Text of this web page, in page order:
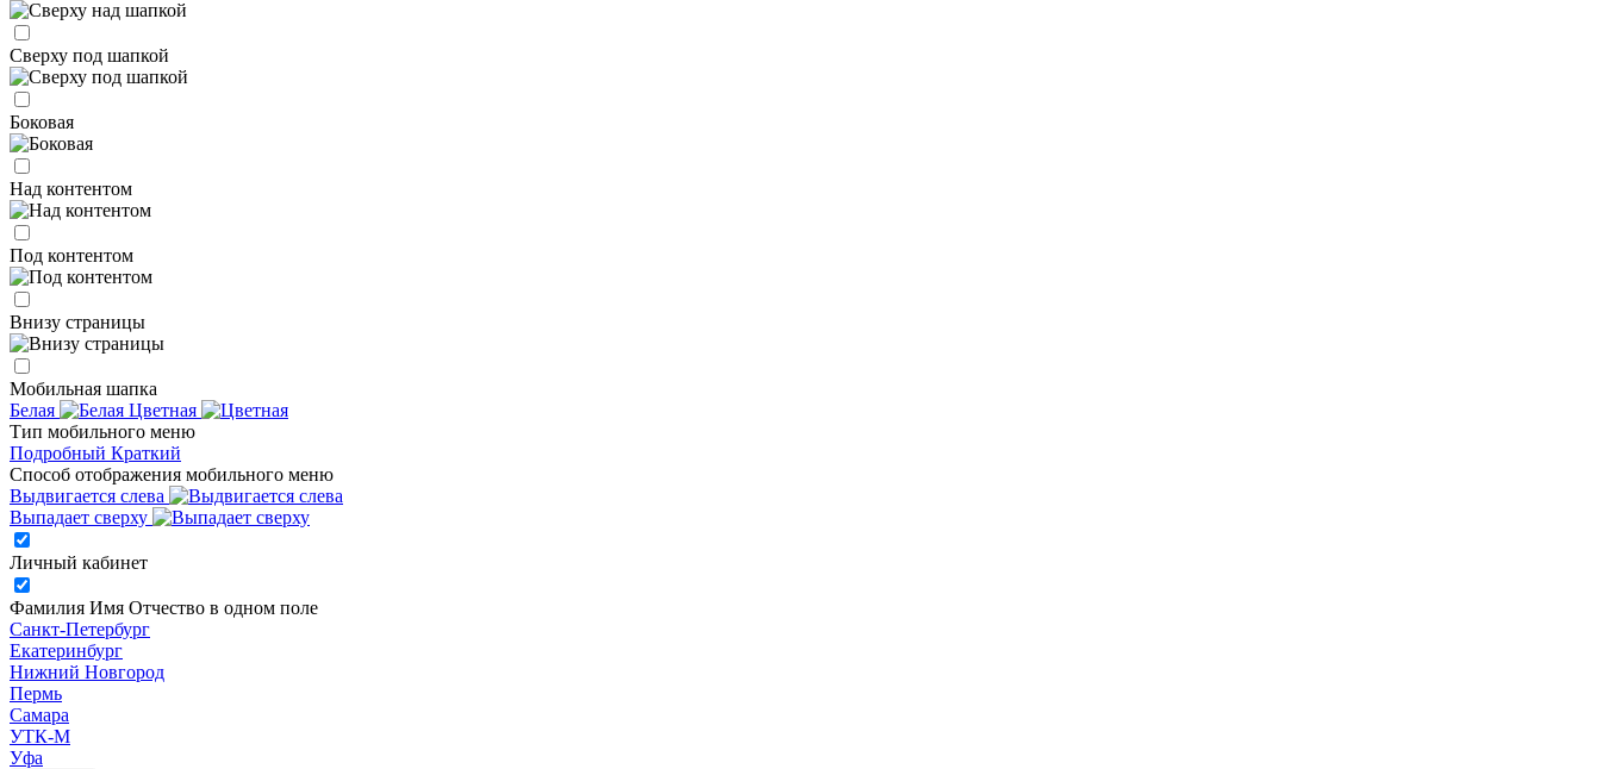
Сверху под шапкой
Боковая
Над контентом
Под контентом
Внизу страницы
Мобильная шапка
Белая
Цветная
Тип мобильного меню
Подробный Краткий
Способ отображения мобильного меню
Выдвигается слева
Выпадает сверху
Личный кабинет
Фамилия Имя Отчество в одном поле
Санкт-Петербург
Екатеринбург
Нижний Новгород
Пермь
Самара
УТК-М
Уфа